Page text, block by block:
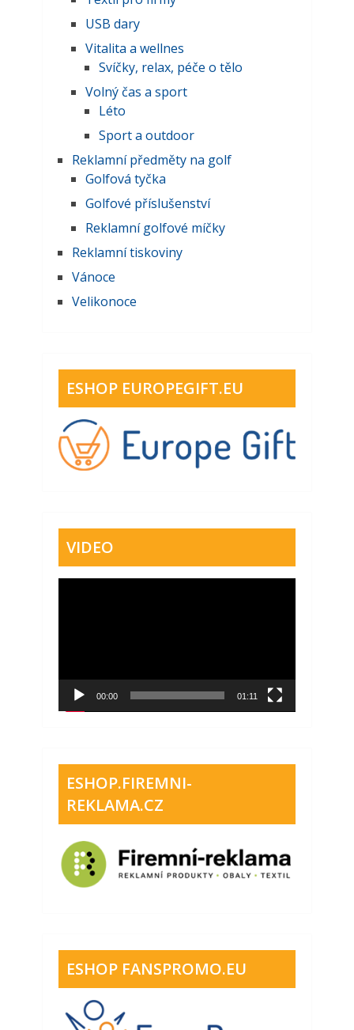
USB dary
Vitalita a wellnes
Svíčky, relax, péče o tělo
Volný čas a sport
Léto
Sport a outdoor
Reklamní předměty na golf
Golfová tyčka
Golfové příslušenství
Reklamní golfové míčky
Reklamní tiskoviny
Vánoce
Velikonoce
ESHOP EUROPEGIFT.EU
VIDEO
00:00 01:11
ESHOP.FIREMNI-
REKLAMA.CZ
ESHOP FANSPROMO.EU